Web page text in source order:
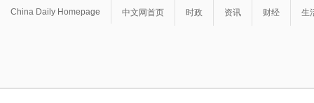
China Daily Homepage 中文网首页 时政 资讯 财经 生